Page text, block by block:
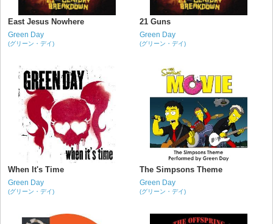
East Jesus Nowhere
Green Day
(グリーン・デイ)
21 Guns
Green Day
(グリーン・デイ)
When It's Time
Green Day
(グリーン・デイ)
The Simpsons Theme
Green Day
(グリーン・デイ)